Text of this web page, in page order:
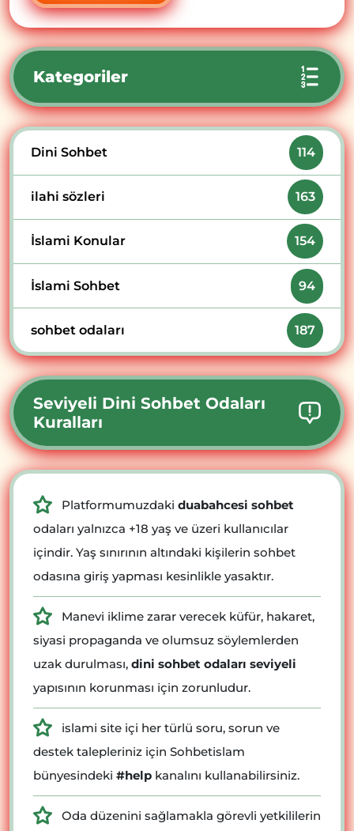
Kategoriler
Dini Sohbet 114
ilahi sözleri 163
İslami Konular 154
İslami Sohbet 94
sohbet odaları 187
Seviyeli Dini Sohbet Odaları
Kuralları
Platformumuzdaki duabahcesi sohbet
odaları yalnızca +18 yaş ve üzeri kullanıcılar
içindir. Yaş sınırının altındaki kişilerin sohbet
odasına giriş yapması kesinlikle yasaktır.
Manevi iklime zarar verecek küfür, hakaret,
siyasi propaganda ve olumsuz söylemlerden
uzak durulması, dini sohbet odaları seviyeli
yapısının korunması için zorunludur.
islami site içi her türlü soru, sorun ve
destek talepleriniz için Sohbetislam
bünyesindeki #help kanalını kullanabilirsiniz.
Oda düzenini sağlamakla görevli yetkililerin